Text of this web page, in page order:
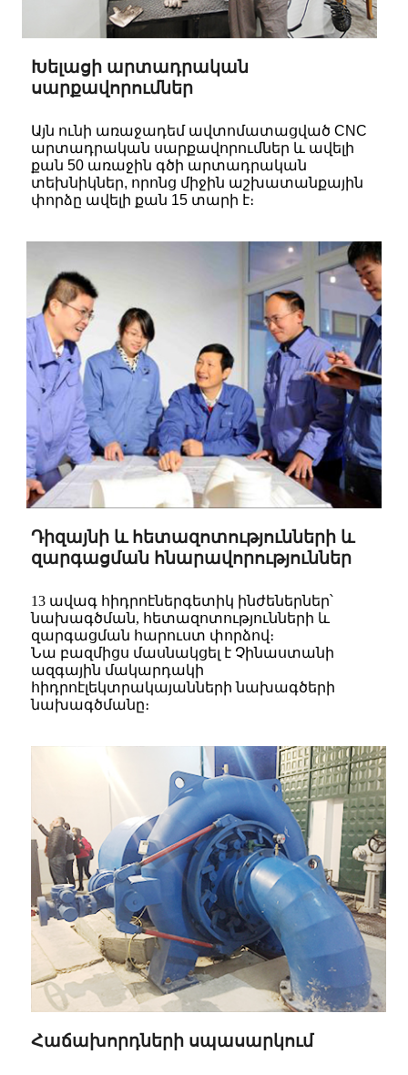
Խելացի արտադրական
սարքավորումներ
Այն ունի առաջադեմ ավտոմատացված CNC
արտադրական սարքավորումներ և ավելի
քան 50 առաջին գծի արտադրական
տեխնիկներ, որոնց միջին աշխատանքային
փորձը ավելի քան 15 տարի է։
Դիզայնի և հետազոտությունների և
զարգացման հնարավորություններ
13 ավագ հիդրոէներգետիկ ինժեներներ՝
նախագծման, հետազոտությունների և
զարգացման հարուստ փորձով։
Նա բազմիցս մասնակցել է Չինաստանի
ազգային մակարդակի
հիդրոէլեկտրակայանների նախագծերի
նախագծմանը։
Հաճախորդների սպասարկում